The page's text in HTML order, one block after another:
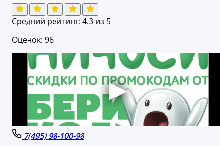
Средний рейтинг: 4.3 из 5
Оценок: 96
7(495) 98-100-98